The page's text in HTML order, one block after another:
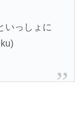
いっしょに